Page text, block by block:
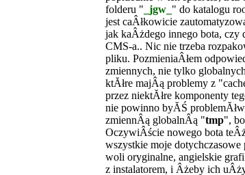
folderu " _jgw_ " do katalogu
jest caÂłkowicie
jak kaÂżdego innego bota, czy
CMS-a.. Nic nie trzeba
pliku. PozmieniaÂłem
zmiennych, nie tylko
ktĂłre majÂą problemy z
przez niektĂłre komponenty
nie powinno byĂŚ
zmiennÂą globalnÂą "tmp",
OczywiÂście nowego bota
wszystkie moje
woli oryginalne, angielskie
z instalatorem, i Âżeby ich